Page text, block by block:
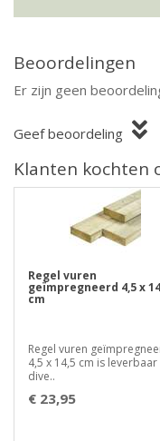
Beoordelingen
Er zijn geen
Geef beoordeling
Klanten kochten
Regel vuren
geïmpregneerd 4,5 x
cm
Regel vuren
4,5 x 14,5 cm is leverbaar
dive..
€ 23,95